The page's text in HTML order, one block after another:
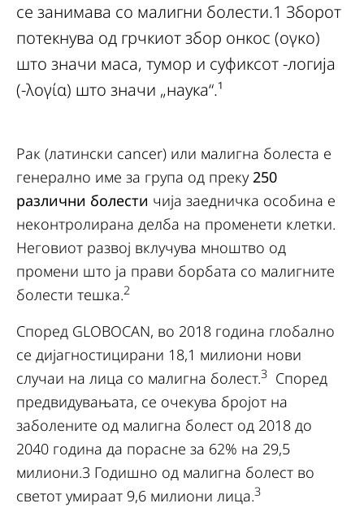
се занимава со малигни болести.1 Зборот
потекнува од грчкиот збор онкос (ογκο)
што значи маса, тумор и суфиксот -логија
(-λογία) што значи „наука“.¹
Рак (латински cancer) или малигна болеста е
генерално име за група од преку250
различни болести чија заедничка особина е
неконтролирана делба на променети клетки.
Неговиот развој вклучува мноштво од
промени што ја прави борбата со малигните
болести тешка.2
Според GLOBOCAN, во 2018 година глобално
се дијагностицирани 18,1 милиони нови
случаи на лица со малигна болест.3 Според
предвидувањата, се очекува бројот на
заболените од малигна болест од 2018 до
2040 година да порасне за 62% на 29,5
милиони.3 Годишно од малигна болест во
светот умираат 9,6 милиони лица.3